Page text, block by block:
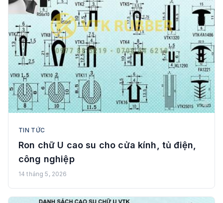
TIN TỨC
Ron chữ U cao su cho cửa kính, tủ điện,
công nghiệp
14 tháng 5, 2026